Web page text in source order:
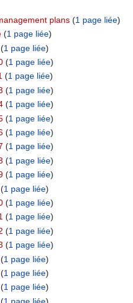
plans‏‎ (1 page liée)
‏‎ (1 page liée)
‏‎ (1 page liée)
‏‎ (1 page liée)
‏‎ (1 page liée)
‏‎ (1 page liée)
‏‎ (1 page liée)
‏‎ (1 page liée)
‏‎ (1 page liée)
‏‎ (1 page liée)
‏‎ (1 page liée)
‏‎ (1 page liée)
‏‎ (1 page liée)
‏‎ (1 page liée)
‏‎ (1 page liée)
‏‎ (1 page liée)
‏‎ (1 page liée)
‏‎ (1 page liée)
1 page liée)
1 page liée)
1 page liée)